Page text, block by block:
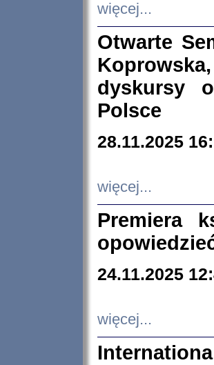
więcej...
Otwarte
dyskursy
Polsce
28.11.2025
więcej...
Premiera
24.11.2025
więcej...